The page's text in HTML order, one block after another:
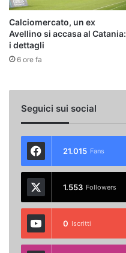
Calciomercato, un ex
Avellino si accasa al Catania:
i dettagli
6 ore fa
Seguici sui social
21.015 Fans
1.553 Followers
0 Iscritti